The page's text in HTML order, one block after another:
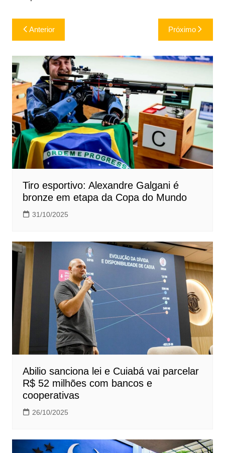
Navegação
de
Post
Anterior Próximo
Tiro esportivo: Alexandre Galgani é
bronze em etapa da Copa do Mundo
31/10/2025
Abilio sanciona lei e Cuiabá vai parcelar
R$ 52 milhões com bancos e
cooperativas
26/10/2025